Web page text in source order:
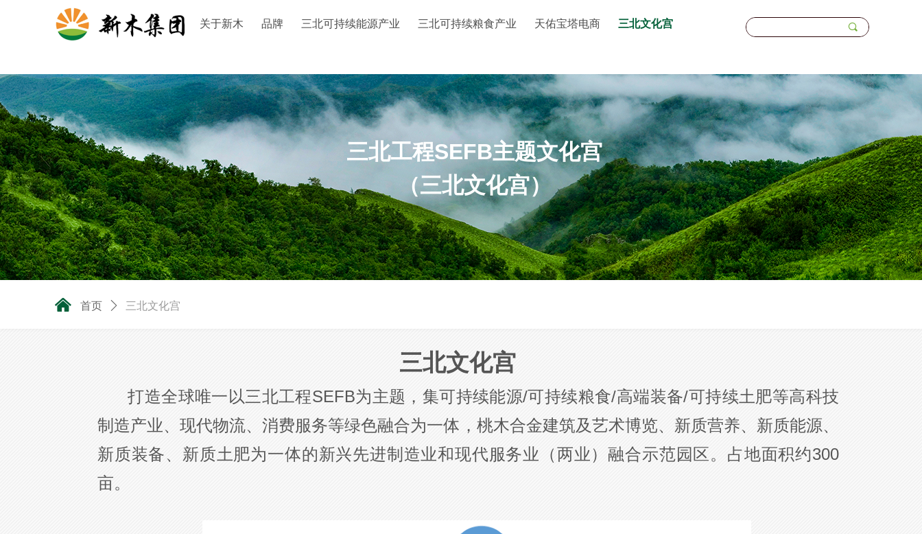
끠
关于新木 品牌 三北可持续能源产业 三北可持续粮食产业 天佑宝塔电商 三北文化宫
낀 首页 ꄲ 三北文化宫
三北工程SEFB主题文化宫
（三北文化宫）
三北文化宫
打造全球唯一以三北工程SEFB为主题，集可持续能源/可持续粮食/高端装备/可持续土肥等高科技
制造产业、现代物流、消费服务等绿色融合为一体，桃木合金建筑及艺术博览、新质营养、新质能源、
新质装备、新质土肥为一体的新兴先进制造业和现代服务业（两业）融合示范园区。占地面积约300
亩。